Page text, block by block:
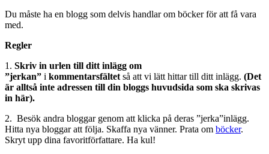
Du måste ha en blogg som delvis handlar om böcker för att få vara
med.
Regler
1. Skriv in urlen till ditt inlägg om
”jerkan” i kommentarsfältet så att vi lätt hittar till ditt inlägg. (Det
är alltså inte adressen till din bloggs huvudsida som ska skrivas
in här).
2. Besök andra bloggar genom att klicka på deras ”jerka”inlägg.
Hitta nya bloggar att följa. Skaffa nya vänner. Prata om böcker.
Skryt upp dina favoritförfattare. Ha kul!